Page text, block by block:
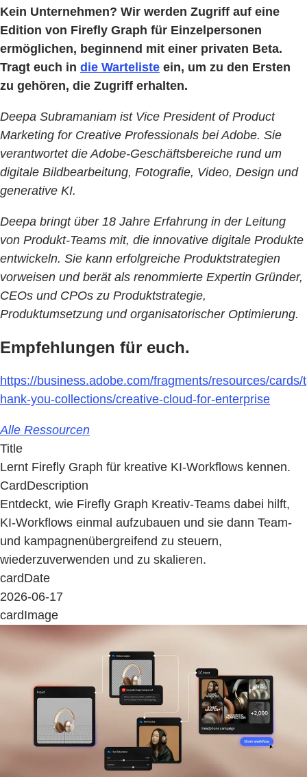
Kein Unternehmen? Wir werden Zugriff auf eine
Edition von Firefly Graph für Einzelpersonen
ermöglichen, beginnend mit einer privaten Beta.
Tragt euch in die Warteliste ein, um zu den Ersten
zu gehören, die Zugriff erhalten.
Deepa Subramaniam ist Vice President of Product
Marketing for Creative Professionals bei Adobe. Sie
verantwortet die Adobe-Geschäftsbereiche rund um
digitale Bildbearbeitung, Fotografie, Video, Design und
generative KI.
Deepa bringt über 18 Jahre Erfahrung in der Leitung
von Produkt-Teams mit, die innovative digitale Produkte
entwickeln. Sie kann erfolgreiche Produktstrategien
vorweisen und berät als renommierte Expertin Gründer,
CEOs und CPOs zu Produktstrategie,
Produktumsetzung und organisatorischer Optimierung.
Empfehlungen für euch.
https://business.adobe.com/fragments/resources/cards/t
hank-you-collections/creative-cloud-for-enterprise
Alle Ressourcen
Title
Lernt Firefly Graph für kreative KI-Workflows kennen.
CardDescription
Entdeckt, wie Firefly Graph Kreativ-Teams dabei hilft,
KI-Workflows einmal aufzubauen und sie dann Team-
und kampagnenübergreifend zu steuern,
wiederzuverwenden und zu skalieren.
cardDate
2026-06-17
cardImage